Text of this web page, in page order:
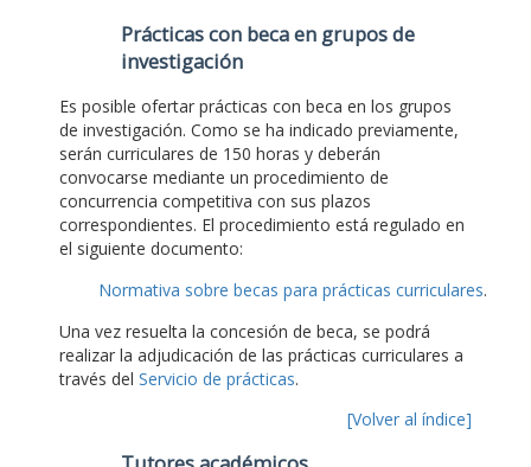
Prácticas con beca en grupos de
investigación
Es posible ofertar prácticas con beca en los grupos
de investigación. Como se ha indicado previamente,
serán curriculares de 150 horas y deberán
convocarse mediante un procedimiento de
concurrencia competitiva con sus plazos
correspondientes. El procedimiento está regulado en
el siguiente documento:
Normativa sobre becas para prácticas curriculares.
Una vez resuelta la concesión de beca, se podrá
realizar la adjudicación de las prácticas curriculares a
través del Servicio de prácticas.
[Volver al índice]